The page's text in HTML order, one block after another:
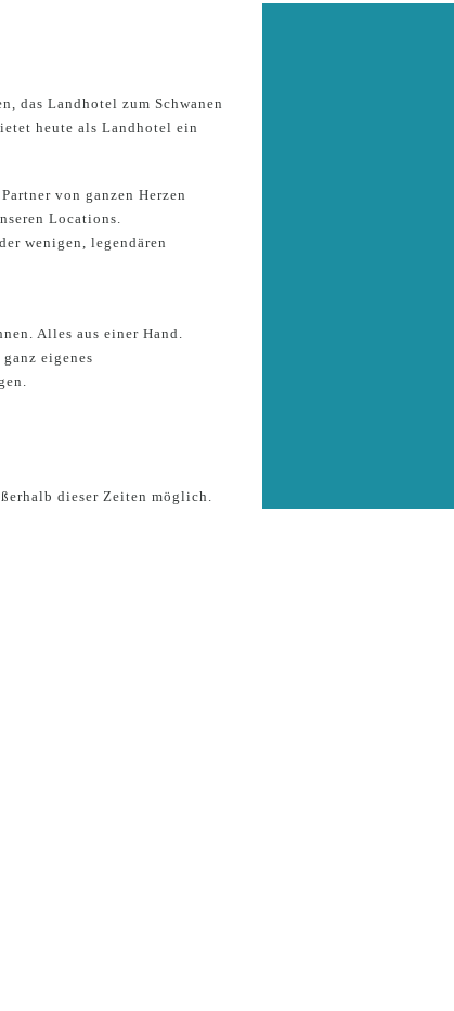
das Landhotel zum Schwanen
heute als Landhotel ein
von ganzen Herzen
Locations.
wenigen, legendären
Alles aus einer Hand.
eigenes
dieser Zeiten möglich.